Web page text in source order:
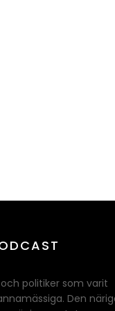
politiker som varit
Den